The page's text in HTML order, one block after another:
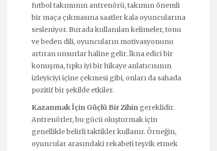
futbol takımının antrenörü, takımın önemli
bir maça çıkmasına saatler kala oyuncularına
sesleniyor. Burada kullanılan kelimeler, tonu
ve beden dili, oyuncuların motivasyonunu
artıran unsurlar haline gelir. İkna edici bir
konuşma, tıpkı iyi bir hikaye anlatıcısının
izleyiciyi içine çekmesi gibi, onları da sahada
pozitif bir şekilde etkiler.
Kazanmak İçin Güçlü Bir Zihin gereklidir.
Antrenörler, bu gücü oluşturmak için
genellikle belirli taktikler kullanır. Örneğin,
oyuncular arasındaki rekabeti teşvik etmek